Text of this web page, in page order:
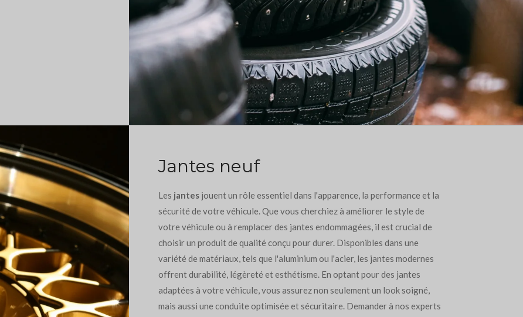
Jantes neuf
Les jantesjouent un rôle essentiel dans l'apparence, la performance et la
sécurité de votre véhicule. Que vous cherchiez à améliorer le style de
votre véhicule ou à remplacer des jantes endommagées, il est crucial de
choisir un produit de qualité conçu pour durer. Disponibles dans une
variété de matériaux, tels que l'aluminium ou l'acier, les jantes modernes
offrent durabilité, légèreté et esthétisme. En optant pour des jantes
adaptées à votre véhicule, vous assurez non seulement un look soigné,
mais aussi une conduite optimisée et sécuritaire. Demander à nos experts